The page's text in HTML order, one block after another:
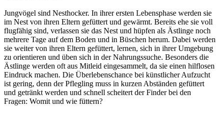
Jungvögel sind Nesthocker. In ihrer ersten Lebensphase werden sie
im Nest von ihren Eltern gefüttert und gewärmt. Bereits ehe sie voll
flugfähig sind, verlassen sie das Nest und hüpfen als Ästlinge noch
mehrere Tage auf dem Boden und in Büschen herum. Dabei werden
sie weiter von ihren Eltern gefüttert, lernen, sich in ihrer Umgebung
zu orientieren und üben sich in der Nahrungssuche. Besonders die
Ästlinge werden oft aus Mitleid eingesammelt, da sie einen hilflosen
Eindruck machen. Die Überlebenschance bei künstlicher Aufzucht
ist gering, denn der Pflegling muss in kurzen Abständen gefüttert
und getränkt werden und schnell scheitert der Finder bei den
Fragen: Womit und wie füttern?